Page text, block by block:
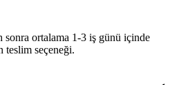
sonra ortalama 1-3 iş günü içinde
teslim seçeneği.